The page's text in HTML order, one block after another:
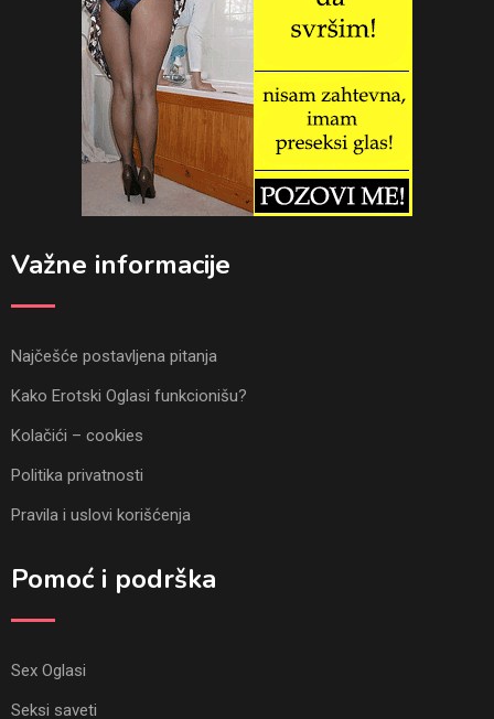
Važne informacije
Najčešće postavljena pitanja
Kako Erotski Oglasi funkcionišu?
Kolačići – cookies
Politika privatnosti
Pravila i uslovi korišćenja
Pomoć i podrška
Sex Oglasi
Seksi saveti